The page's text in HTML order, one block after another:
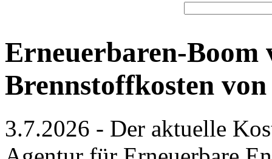
Erneuerbaren-Boom
Brennstoffkosten
3.7.2026 - Der aktuelle